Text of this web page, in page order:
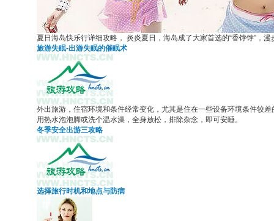
夏日海岛快乐行详细攻略， 炎炎夏日，海岛成了大家首选的“香饽饽”，
旅游失眠-出游失眠的催眠术
外出旅游，住宿环境和条件经常变化，尤其是住在一些设备环境条件较
用热水泡泡脚或洗个温水澡，全身放松，排除杂念，即可安睡。
冬季安全出游三攻略
选择旅行时机和地点与防病